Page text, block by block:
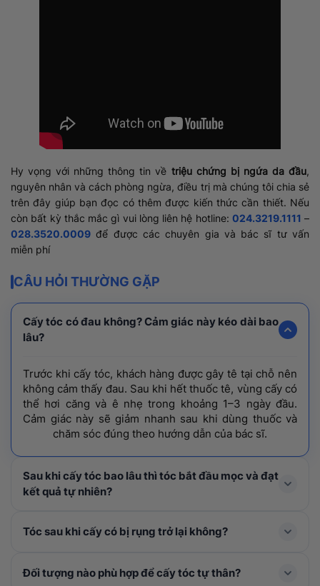
Hy vọng với những thông tin về triệu chứng bị ngứa da đầu,
nguyên nhân và cách phòng ngừa, điều trị mà chúng tôi chia sẻ
trên đây giúp bạn đọc có thêm được kiến thức cần thiết. Nếu
còn bất kỳ thắc mắc gì vui lòng liên hệ hotline: 024.3219.1111 –
028.3520.0009 để được các chuyên gia và bác sĩ tư vấn
miễn phí
CÂU HỎI THƯỜNG GẶP
Cấy tóc có đau không? Cảm giác này kéo dài bao
lâu?
Trước khi cấy tóc, khách hàng được gây tê tại chỗ nên
không cảm thấy đau. Sau khi hết thuốc tê, vùng cấy có
thể hơi căng và ê nhẹ trong khoảng 1–3 ngày đầu.
Cảm giác này sẽ giảm nhanh sau khi dùng thuốc và
chăm sóc đúng theo hướng dẫn của bác sĩ.
Sau khi cấy tóc bao lâu thì tóc bắt đầu mọc và đạt
kết quả tự nhiên?
Tóc mới thường rụng shock loss trong 1-3 tháng đầu
năm.
Tóc sau khi cấy có bị rụng trở lại không?
Trong 1 – 3 tháng đầu, tóc cấy có thể rụng thay thân
Đối tượng nào phù hợp để cấy tóc tự thân?